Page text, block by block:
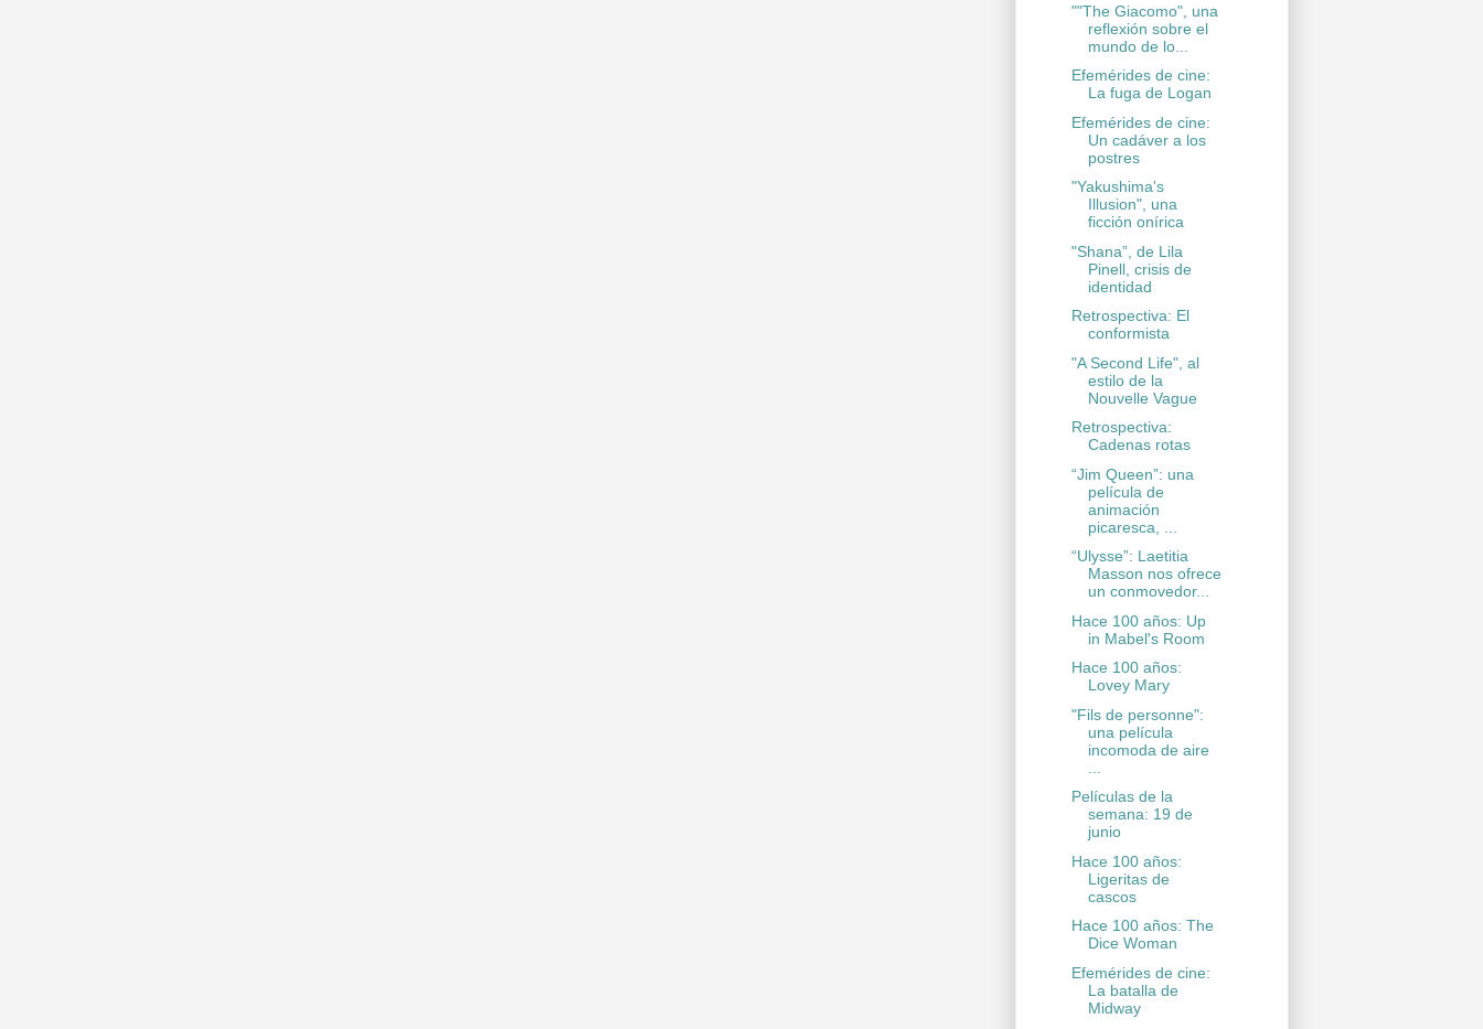
""The Giacomo", una
reflexión sobre el
mundo de lo...
Efemérides de cine:
La fuga de Logan
Efemérides de cine:
Un cadáver a los
postres
"Yakushima's
Illusion", una
ficción onírica
"Shana”, de Lila
Pinell, crisis de
identidad
Retrospectiva: El
conformista
"A Second Life", al
estilo de la
Nouvelle Vague
Retrospectiva:
Cadenas rotas
“Jim Queen”: una
película de
animación
picaresca, ...
“Ulysse”: Laetitia
Masson nos ofrece
un conmovedor...
Hace 100 años: Up
in Mabel's Room
Hace 100 años:
Lovey Mary
"Fils de personne":
una película
incomoda de aire
Películas de la
semana: 19 de
junio
Hace 100 años:
Ligeritas de
cascos
Hace 100 años: The
Dice Woman
Efemérides de cine:
La batalla de
Midway